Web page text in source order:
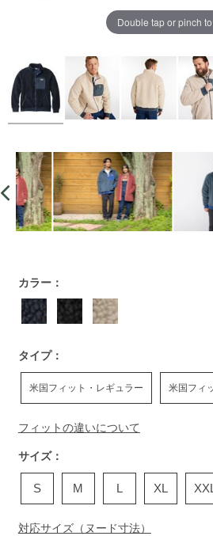
Double tap or pinch
https://www.llbean.co.jp/mens/
カラー：
タイプ：
米国フィット・レギュラー 米国フィ
フィットの違いについて
サイズ：
S M L XL
対応サイズ（ヌード寸法）